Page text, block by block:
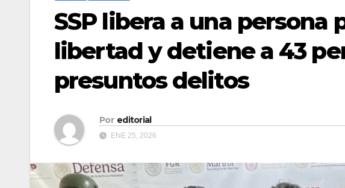
SSP libera a una persona
libertad y detiene a 43
presuntos delitos
Por editorial
ENE 25, 2026